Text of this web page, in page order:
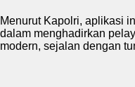
Menurut Kapolri, aplikasi
dalam menghadirkan
modern, sejalan dengan